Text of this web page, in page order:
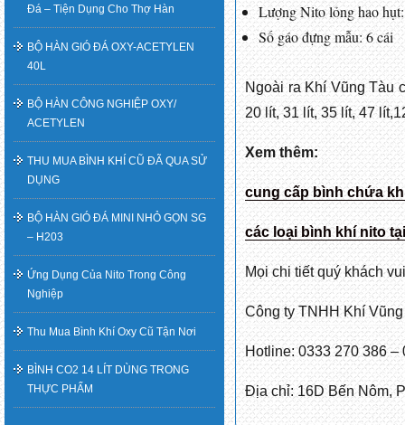
Lượng Nito lỏng hao
Số gáo đựng mẫu: 6 cái
Ngoài ra Khí Vũng Tàu
20 lít, 31 lít, 35 lít, 47
Xem thêm:
cung cấp bình chứa
các loại bình khí nito
Mọi chi tiết quý khách
Công ty TNHH Khí
Hotline: 0333 270 386 –
Địa chỉ: 16D Bến Nôm,
Đá – Tiện Dụng Cho Thợ Hàn
BỘ HÀN GIÓ ĐÁ OXY-ACETYLEN
40L
BỘ HÀN CÔNG NGHIỆP OXY/
ACETYLEN
THU MUA BÌNH KHÍ CŨ ĐÃ QUA SỬ
DỤNG
BỘ HÀN GIÓ ĐÁ MINI NHỎ GỌN SG
– H203
Ứng Dụng Của Nito Trong Công
Nghiệp
Thu Mua Bình Khí Oxy Cũ Tận Nơi
BÌNH CO2 14 LÍT DÙNG TRONG
THỰC PHẨM